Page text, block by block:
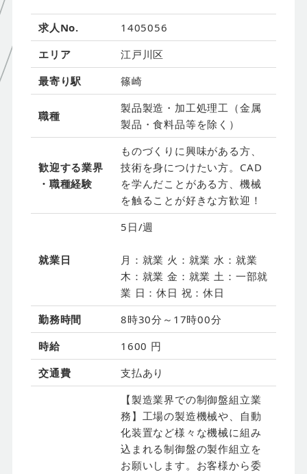
求人No.
1405056
エリア
江戸川区
最寄り駅
篠崎
職種
製品製造・加工処理工（金属
製品・食料品等を除く）
歓迎する業界
・職種経験
ものづくりに興味がある方、
技術を身につけたい方。CAD
を学んだことがある方、機械
を触ることが好きな方歓迎！
就業日
5日/週
月：就業 火：就業 水：就業
木：就業 金：就業 土：一部就
業 日：休日 祝：休日
勤務時間
8時30分～17時00分
時給
1600 円
交通費
支払あり
【製造業界での制御盤組立業
務】工場の製造機械や、自動
化装置など様々な機械に組み
込まれる制御盤の製作組立を
お願いします。お客様から委